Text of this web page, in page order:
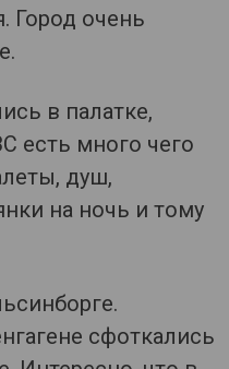
Город очень
в палатке,
есть много чего
душ,
на ночь и тому
сфоткались